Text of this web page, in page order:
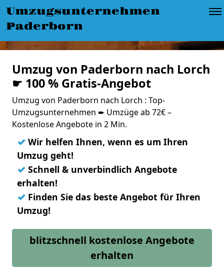
Umzugsunternehmen
Paderborn
Umzug von Paderborn nach Lorch
☛ 100 % Gratis-Angebot
Umzug von Paderborn nach Lorch : Top-
Umzugsunternehmen ➨ Umzüge ab 72€ –
Kostenlose Angebote in 2 Min.
✓ Wir helfen Ihnen, wenn es um Ihren
Umzug geht!
✓ Schnell & unverbindlich Angebote
erhalten!
✓ Finden Sie das beste Angebot für Ihren
Umzug!
blitzschnell kostenlose Angebote
erhalten